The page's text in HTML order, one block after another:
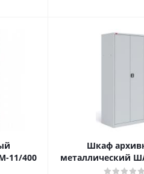
11/400
Шкаф
металлический